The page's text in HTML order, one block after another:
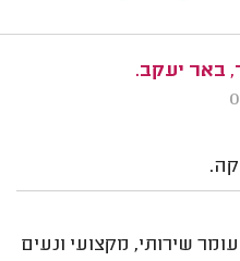
באר יעקב.
שירותי, מקצועי ונעים